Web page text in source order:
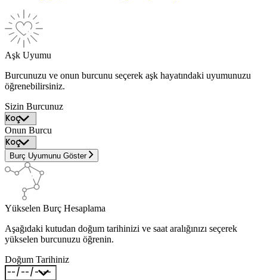
Aşk Uyumu
Burcunuzu ve onun burcunu seçerek aşk hayatındaki uyumunuzu
öğrenebilirsiniz.
Sizin Burcunuz
Onun Burcu
Burç Uyumunu Göster
Yükselen Burç Hesaplama
Aşağıdaki kutudan doğum tarihinizi ve saat aralığınızı seçerek
yükselen burcunuzu öğrenin.
Doğum Tarihiniz